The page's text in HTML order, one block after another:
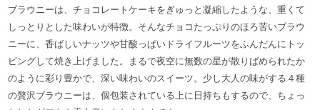
ブラウニーは、チョコレートケーキをぎゅっと凝縮したような、重くて
しっとりとした味わいが特徴。そんなチョコたっぷりのほろ苦いブラウ
ニーに、香ばしいナッツや甘酸っぱいドライフルーツをふんだんにトッ
ピングして焼き上げました。まるで夜空に無数の星が散りばめられたか
のように彩り豊かで、深い味わいのスイーツ。少し大人の味がする４種
の贅沢ブラウニーは、個包装されている上に日持ちもするので、ちょっ